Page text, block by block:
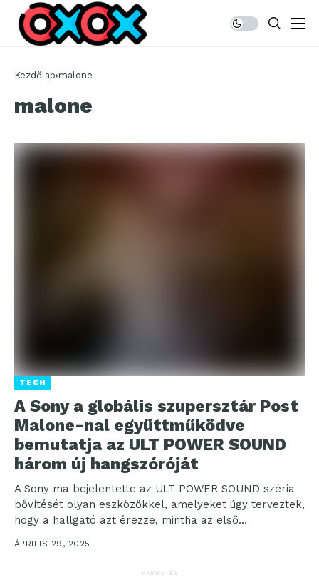
Kezdőlap malone
malone
TECH
A Sony a globális szupersztár Post
Malone-nal együttműködve
bemutatja az ULT POWER SOUND
három új hangszóróját
A Sony ma bejelentette az ULT POWER SOUND széria
bővítését olyan eszközökkel, amelyeket úgy terveztek,
hogy a hallgató azt érezze, mintha az első...
ÁPRILIS 29, 2025
HIRDETÉS